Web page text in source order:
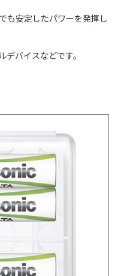
も安定したパワーを発揮し
バイスなどです。